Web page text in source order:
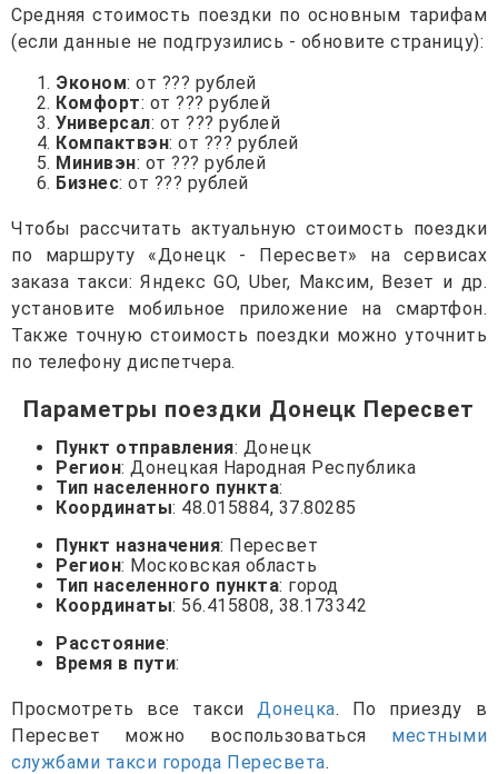
Средняя стоимость поездки по основным тарифам
(если данные не подгрузились - обновите страницу):
Эконом: от ??? рублей
Комфорт: от ??? рублей
Универсал: от ??? рублей
Компактвэн: от ??? рублей
Минивэн: от ??? рублей
Бизнес: от ??? рублей
Чтобы рассчитать актуальную стоимость поездки
по маршруту «Донецк - Пересвет» на сервисах
заказа такси: Яндекс GO, Uber, Максим, Везет и др.
установите мобильное приложение на смартфон.
Также точную стоимость поездки можно уточнить
по телефону диспетчера.
Параметры поездки Донецк Пересвет
Пункт отправления: Донецк
Регион: Донецкая Народная Республика
Тип населенного пункта:
Координаты: 48.015884, 37.80285
Пункт назначения: Пересвет
Регион: Московская область
Тип населенного пункта: город
Координаты: 56.415808, 38.173342
Расстояние:
Время в пути:
Просмотреть все такси Донецка. По приезду в
Пересвет можно воспользоваться местными
службами такси города Пересвета.